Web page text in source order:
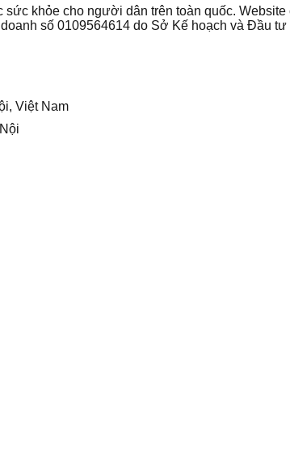
khỏe cho người dân trên toàn quốc.
số 0109564614 do Sở Kế hoạch và Đầu
Việt Nam